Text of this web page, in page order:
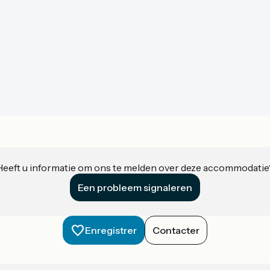
u informatie om ons te melden over deze
Een probleem signaleren
Enregistrer Contacter